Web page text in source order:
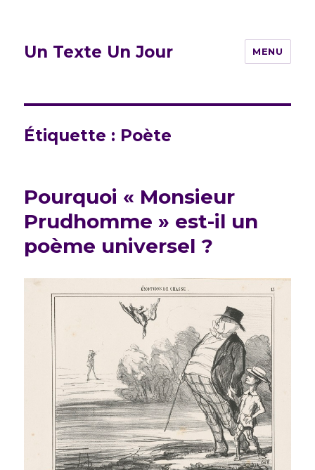
Un Texte Un Jour MENU
Étiquette : Poète
Pourquoi « Monsieur
Prudhomme » est-il un
poème universel ?